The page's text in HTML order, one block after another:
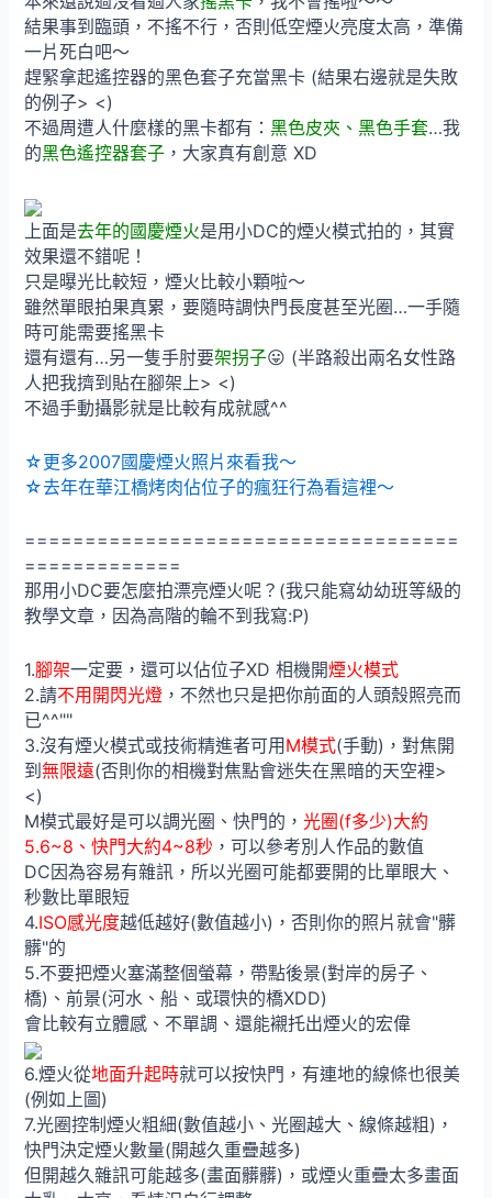
結果事到臨頭，不搖不行，否則低空煙火亮度太高，準備
一片死白吧～
趕緊拿起遙控器的黑色套子充當黑卡 (結果右邊就是失敗
的例子> <)
不過周遭人什麼樣的黑卡都有：黑色皮夾、黑色手套…我
的黑色遙控器套子 ，大家真有創意 XD
上面是去年的國慶煙火是用小DC的煙火模式拍的，其實
效果還不錯呢！
只是曝光比較短，煙火比較小顆啦～
雖然單眼拍果真累，要隨時調快門長度甚至光圈…一手隨
時可能需要搖黑卡
還有還有…另一隻手肘要架拐子😛 (半路殺出兩名女性路
人把我擠到貼在腳架上> <)
不過手動攝影就是比較有成就感^^
☆更多2007國慶煙火照片來看我～
☆去年在華江橋烤肉佔位子的瘋狂行為看這裡～
====================================
=============
那用小DC要怎麼拍漂亮煙火呢？(我只能寫幼幼班等級的
教學文章，因為高階的輪不到我寫:P)
1.腳架一定要，還可以佔位子XD 相機開煙火模式
2.請不用開閃光燈 ，不然也只是把你前面的人頭殼照亮而
已^^""
3.沒有煙火模式或技術精進者可用M模式(手動)，對焦開
到無限遠(否則你的相機對焦點會迷失在黑暗的天空裡>
<)
M模式最好是可以調光圈、快門的，光圈(f多少)大約
5.6~8、快門大約4~8秒 ，可以參考別人作品的數值
DC因為容易有雜訊，所以光圈可能都要開的比單眼大、
秒數比單眼短
4.ISO感光度越低越好(數值越小)，否則你的照片就會"髒
髒"的
5.不要把煙火塞滿整個螢幕，帶點後景(對岸的房子、
橋)、前景(河水、船、或環快的橋XDD)
會比較有立體感、不單調、還能襯托出煙火的宏偉
6.煙火從地面升起時就可以按快門，有連地的線條也很美
(例如上圖)
7.光圈控制煙火粗細(數值越小、光圈越大、線條越粗)，
快門決定煙火數量(開越久重疊越多)
但開越久雜訊可能越多(畫面髒髒)，或煙火重疊太多畫面